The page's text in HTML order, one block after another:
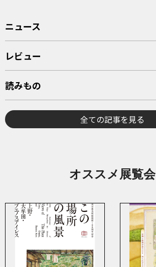
ニュース
レビュー
読みもの
全ての記事を見る
オススメ展覧会